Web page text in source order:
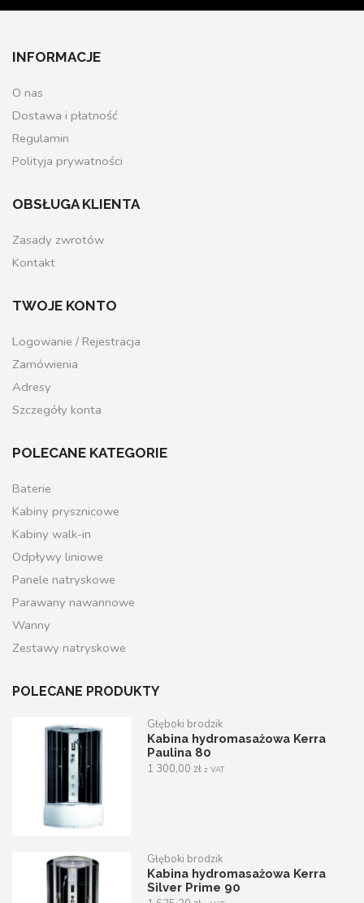
INFORMACJE
O nas
Dostawa i płatność
Regulamin
Polityja prywatności
OBSŁUGA KLIENTA
Zasady zwrotów
Kontakt
TWOJE KONTO
Logowanie / Rejestracja
Zamówienia
Adresy
Szczegóły konta
POLECANE KATEGORIE
Baterie
Kabiny prysznicowe
Kabiny walk-in
Odpływy liniowe
Panele natryskowe
Parawany nawannowe
Wanny
Zestawy natryskowe
POLECANE PRODUKTY
Głęboki brodzik
Kabina hydromasażowa Kerra
Paulina 80
1 300,00zł z VAT
Głęboki brodzik
Kabina hydromasażowa Kerra
Silver Prime 90